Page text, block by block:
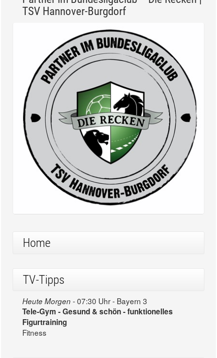
TSV Hannover-Burgdorf
Home
TV-Tipps
Heute Morgen -07:30 Uhr - Bayern 3
Tele-Gym - Gesund & schön - funktionelles
Figurtraining
Fitness